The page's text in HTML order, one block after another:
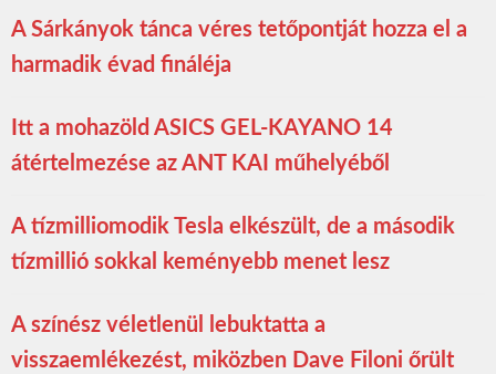
A Sárkányok tánca véres tetőpontját hozza el a
harmadik évad fináléja
Itt a mohazöld ASICS GEL-KAYANO 14
átértelmezése az ANT KAI műhelyéből
A tízmilliomodik Tesla elkészült, de a második
tízmillió sokkal keményebb menet lesz
A színész véletlenül lebuktatta a
visszaemlékezést, miközben Dave Filoni őrült